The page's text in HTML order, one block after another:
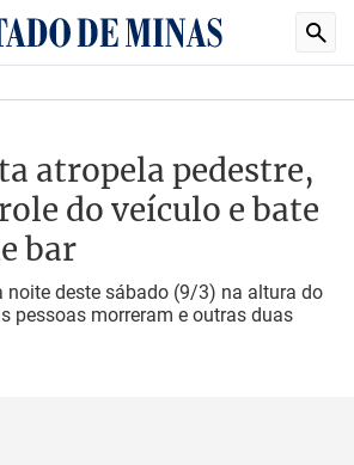
atropela pedestre,
do veículo e bate
bar
noite deste sábado (9/3) na altura do
pessoas morreram e outras duas